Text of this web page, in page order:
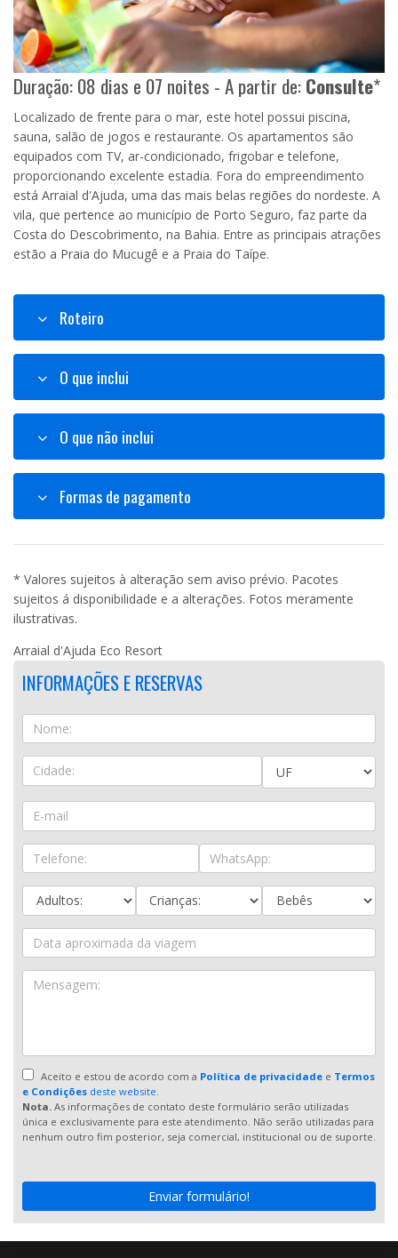
Duração: 08 dias e 07 noites - A partir de:Consulte*
Localizado de frente para o mar, este hotel possui piscina,
sauna, salão de jogos e restaurante. Os apartamentos são
equipados com TV, ar-condicionado, frigobar e telefone,
proporcionando excelente estadia. Fora do empreendimento
está Arraial d'Ajuda, uma das mais belas regiões do nordeste. A
vila, que pertence ao município de Porto Seguro, faz parte da
Costa do Descobrimento, na Bahia. Entre as principais atrações
estão a Praia do Mucugê e a Praia do Taípe.
Roteiro
O que inclui
O que não inclui
Formas de pagamento
* Valores sujeitos à alteração sem aviso prévio. Pacotes
sujeitos á disponibilidade e a alterações. Fotos meramente
ilustrativas.
Arraial d'Ajuda Eco Resort
INFORMAÇÕES E RESERVAS
Aceito e estou de acordo com a Política de privacidadee Termos
e Condições deste website.
Nota. As informações de contato deste formulário serão utilizadas
única e exclusivamente para este atendimento. Não serão utilizadas para
nenhum outro fim posterior, seja comercial, institucional ou de suporte.
Enviar formulário!